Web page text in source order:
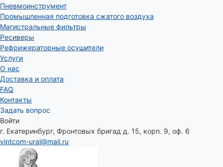
Пневмоинструмент
Промышленная подготовка сжатого воздуха
Магистральные фильтры
Ресиверы
Рефрижераторные осушители
Услуги
О нас
Доставка и оплата
FAQ
Контакты
Задать вопрос
Войти
г. Екатеринбург, Фронтовых бригад д. 15, корп. 9, оф. 6
vintcom-ural@mail.ru